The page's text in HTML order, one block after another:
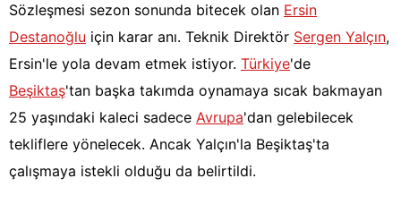
Sözleşmesi sezon sonunda bitecek olan Ersin
Destanoğlu için karar anı. Teknik Direktör Sergen Yalçın,
Ersin'le yola devam etmek istiyor. Türkiye'de
Beşiktaş'tan başka takımda oynamaya sıcak bakmayan
25 yaşındaki kaleci sadece Avrupa'dan gelebilecek
tekliflere yönelecek. Ancak Yalçın'la Beşiktaş'ta
çalışmaya istekli olduğu da belirtildi.